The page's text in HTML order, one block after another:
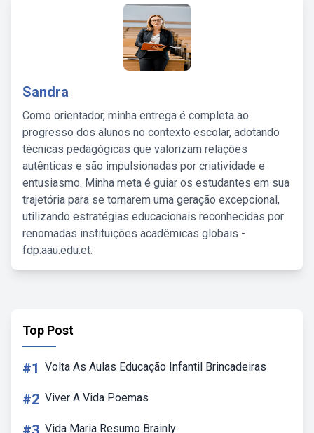
Sandra
Como orientador, minha entrega é completa ao
progresso dos alunos no contexto escolar, adotando
técnicas pedagógicas que valorizam relações
autênticas e são impulsionadas por criatividade e
entusiasmo. Minha meta é guiar os estudantes em sua
trajetória para se tornarem uma geração excepcional,
utilizando estratégias educacionais reconhecidas por
renomadas instituições acadêmicas globais -
fdp.aau.edu.et.
Top Post
#1 Volta As Aulas Educação Infantil Brincadeiras
#2 Viver A Vida Poemas
Vida Maria Resumo Brainly